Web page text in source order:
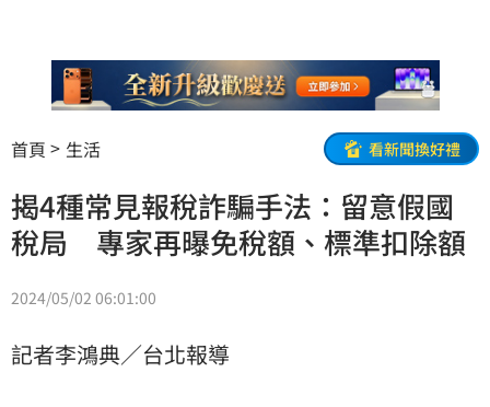
首頁 生活 看新聞換好禮
揭4種常見報稅詐騙手法：留意假國
稅局 專家再曝免稅額、標準扣除額
2024/05/02 06:01:00
記者李鴻典／台北報導